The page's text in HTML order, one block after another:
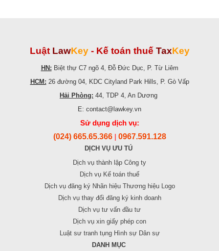
Luật LawKey - Kế toán thuế TaxKey
HN: Biệt thự C7 ngõ 4, Đỗ Đức Dục, P. Từ Liêm
HCM: 26 đường 04, KDC Cityland Park Hills, P. Gò Vấp
Hải Phòng: 44, TDP 4, An Dương
E: contact@lawkey.vn
Sử dụng dịch vụ:
(024) 665.65.366 0967.591.128
DỊCH VỤ ƯU TÚ
Dịch vụ thành lập Công ty
Dịch vụ Kế toán thuế
Dịch vụ đăng ký Nhãn hiệu Thương hiệu Logo
Dịch vụ thay đổi đăng ký kinh doanh
Dịch vụ tư vấn đầu tư
Dịch vụ xin giấy phép con
Luật sư tranh tụng Hình sự Dân sự
DANH MỤC